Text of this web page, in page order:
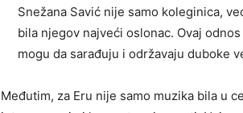
Snežana Savić nije samo koleginica,
bila njegov najveći oslonac. Ovaj
mogu da sarađuju i održavaju duboke
Međutim, za Eru nije samo muzika bila u